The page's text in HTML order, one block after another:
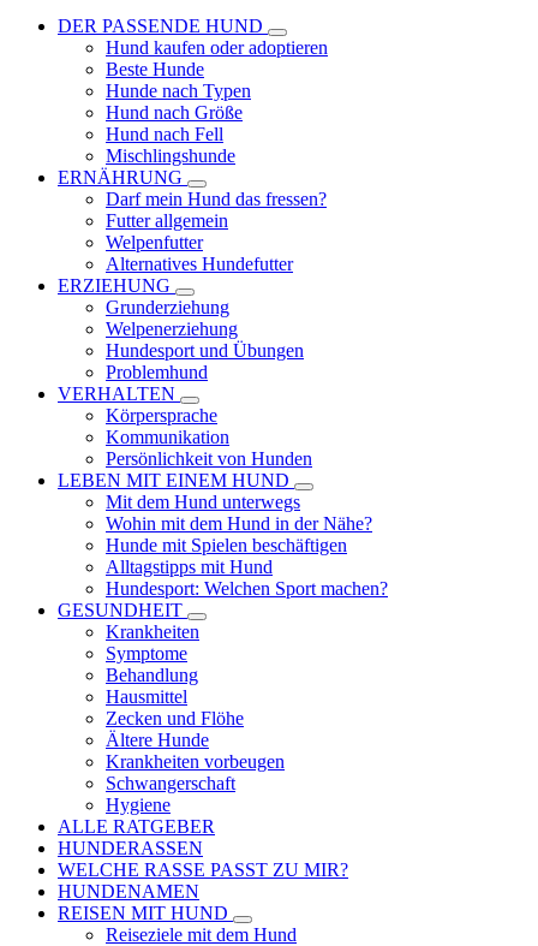
DER PASSENDE HUND
Hund kaufen oder adoptieren
Beste Hunde
Hunde nach Typen
Hund nach Größe
Hund nach Fell
Mischlingshunde
ERNÄHRUNG
Darf mein Hund das fressen?
Futter allgemein
Welpenfutter
Alternatives Hundefutter
ERZIEHUNG
Grunderziehung
Welpenerziehung
Hundesport und Übungen
Problemhund
VERHALTEN
Körpersprache
Kommunikation
Persönlichkeit von Hunden
LEBEN MIT EINEM HUND
Mit dem Hund unterwegs
Wohin mit dem Hund in der Nähe?
Hunde mit Spielen beschäftigen
Alltagstipps mit Hund
Hundesport: Welchen Sport machen?
GESUNDHEIT
Krankheiten
Symptome
Behandlung
Hausmittel
Zecken und Flöhe
Ältere Hunde
Krankheiten vorbeugen
Schwangerschaft
Hygiene
ALLE RATGEBER
HUNDERASSEN
WELCHE RASSE PASST ZU MIR?
HUNDENAMEN
REISEN MIT HUND
Reiseziele mit dem Hund